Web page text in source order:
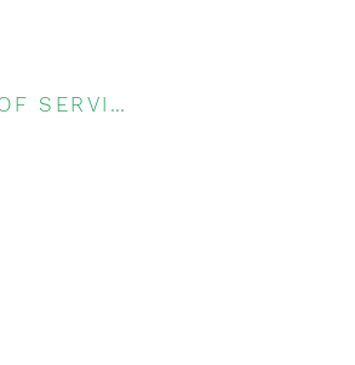
TERMS OF SERVICE